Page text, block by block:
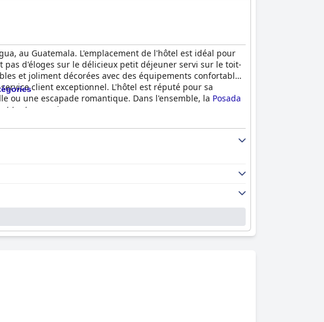
au Guatemala. L'emplacement de l'hôtel est idéal pour
d'éloges sur le délicieux petit déjeuner servi sur le toit-
et joliment décorées avec des équipements confortables
client exceptionnel. L'hôtel est réputé pour sa
ou une escapade romantique. Dans l'ensemble, la Posada
toute une vie.